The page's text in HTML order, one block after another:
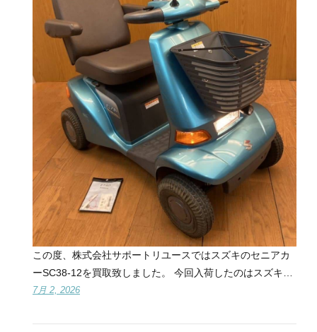
この度、株式会社サポートリユースではスズキのセニアカ
ーSC38-12を買取致しました。 今回入荷したのはスズキ…
7月 2, 2026